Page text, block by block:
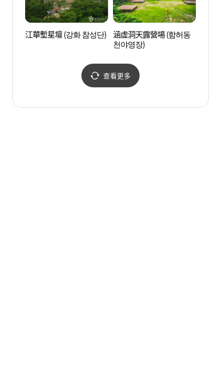
江華塹星壇 (강화 참성단) 涵虛洞天露營場 (함허동
천야영장)
查看更多